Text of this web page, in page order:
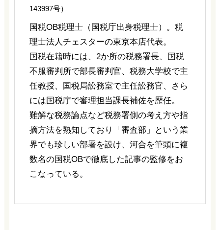
143997号）
国税OB税理士（国税庁出身税理士）。税
理士法人チェスターの東京本店代表。
国税在籍時には、2か所の税務署長、国税
不服審判所で部長審判官、税務大学校で主
任教授、国税局訟務室で主任訟務官、さら
には国税庁で審理担当課長補佐を歴任。
難解な税務論点など税務署側の考え方や指
摘方法を熟知しており「審査部」という業
界でも珍しい部署を設け、河合を筆頭に複
数名の国税OBで徹底した記事の監修をお
こなっている。